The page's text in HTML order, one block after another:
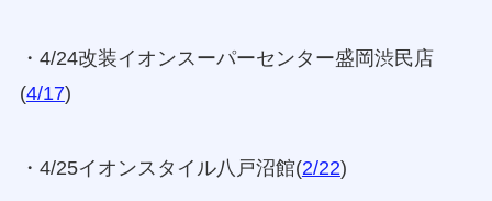
・4/24改装イオンスーパーセンター盛岡渋民店
(4/17)
・4/25イオンスタイル八戸沼館(2/22)